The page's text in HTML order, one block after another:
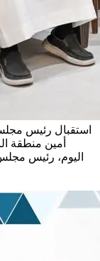
استقبال رئيس
أمين منطقة
اليوم، رئيس مجلس